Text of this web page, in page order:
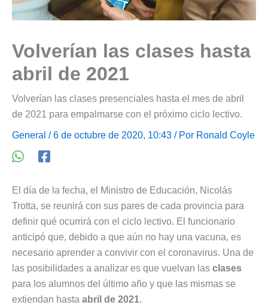
Volverían las clases hasta
abril de 2021
Volverían las clases presenciales hasta el mes de abril
de 2021 para empalmarse con el próximo ciclo lectivo.
General / 6 de octubre de 2020, 10:43 / Por Ronald Coyle
El día de la fecha, el Ministro de Educación, Nicolás
Trotta, se reunirá con sus pares de cada provincia para
definir qué ocurrirá con el ciclo lectivo. El funcionario
anticipó que, debido a que aún no hay una vacuna, es
necesario aprender a convivir con el coronavirus. Una de
las posibilidades a analizar es que vuelvan las clases
para los alumnos del último año y que las mismas se
extiendan hasta abril de 2021.